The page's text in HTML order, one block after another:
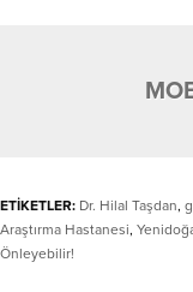
ETİKETLER: Dr. Hilal Taşdan,
Araştırma Hastanesi,
Önleyebilir!